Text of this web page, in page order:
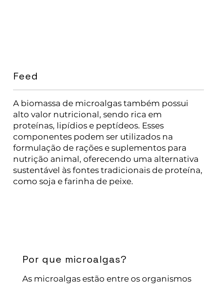
A biomassa de microalgas também possui
alto valor nutricional, sendo rica em
proteínas, lipídios e peptídeos. Esses
componentes podem ser utilizados na
formulação de rações e suplementos para
nutrição animal, oferecendo uma alternativa
sustentável às fontes tradicionais de proteína,
como soja e farinha de peixe.
Feed
Por que microalgas?
As microalgas estão entre os organismos